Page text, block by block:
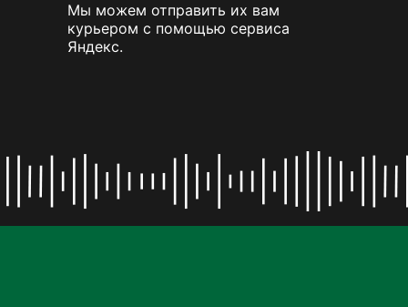
Мы можем отправить их вам
курьером с помощью сервиса
Яндекс.